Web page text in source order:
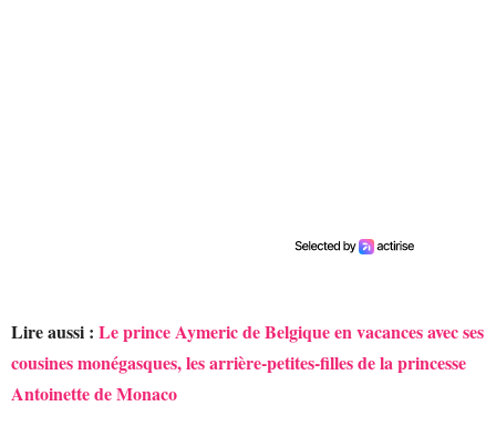
Lire aussi : Le prince Aymeric de Belgique en vacances avec ses
cousines monégasques, les arrière-petites-filles de la princesse
Antoinette de Monaco